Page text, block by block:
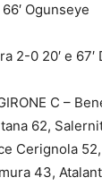
Ogunseye
2-0 20′ e 67′
C –
62,
Cerignola
43,